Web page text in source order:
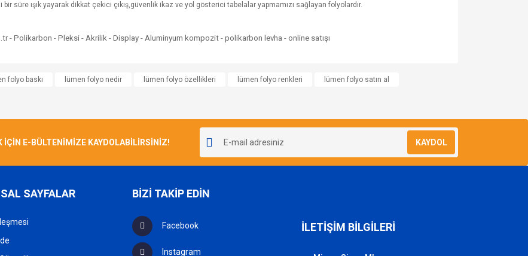
bir süre ışık yayarak dikkat çekici çıkış,güvenlik ikaz ve yol gösterici tabelalar yapmamızı sağlayan folyolardır.
Bu ürüne ilk yorumu siz yapın!
folyo baskı lümen folyo nedir lümen folyo özellikleri lümen folyo renkleri lümen folyo satın al
İÇİN E-BÜLTENİMİZE KAYDOLABİLİRSİNİZ! KAYDOL
SAYFALAR BİZİ TAKİP EDİN
Facebook
Instagram
İLETİŞİM BİLGİLERİ